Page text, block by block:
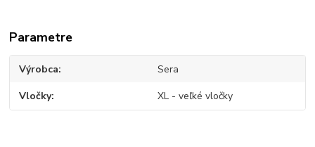
Parametre
Výrobca Sera
Vločky XL - veľké vločky